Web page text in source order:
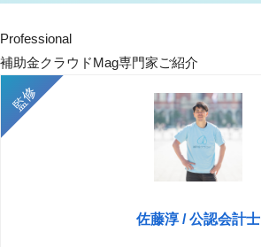
Professional
補助金クラウドMag専門家ご紹介
佐藤淳 / 公認会計士